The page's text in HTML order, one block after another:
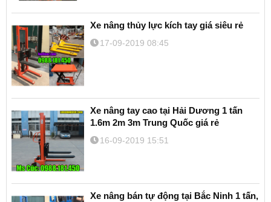
Xe nâng thủy lực kích tay giá siêu rẻ
17-09-2019 08:45
Xe nâng tay cao tại Hải Dương 1 tấn
1.6m 2m 3m Trung Quốc giá rẻ
16-09-2019 15:51
Xe nâng bán tự động tại Bắc Ninh 1 tấn,